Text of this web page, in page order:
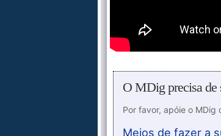
O MDig precisa de
Por favor, apóie o
Meios de fazer a